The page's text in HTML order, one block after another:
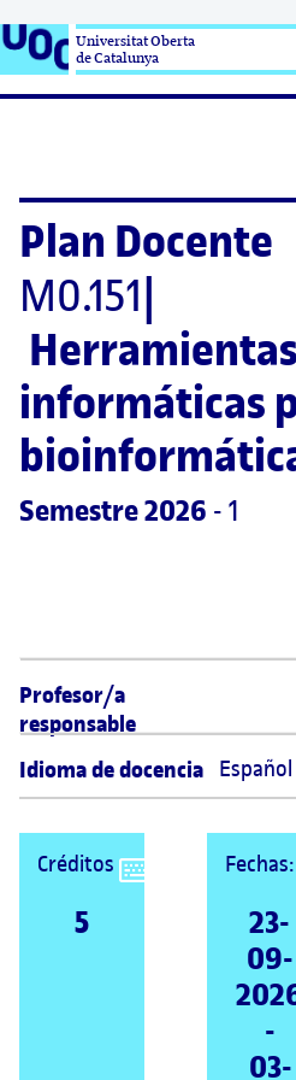
Universitat Oberta
de Catalunya
Plan Docente
M0.151
Herramientas
informáticas
Semestre 2026 - 1
Profesor/a
responsable
Idioma de docencia
Español
Créditos
5
Fechas:
23-
09-
-
03-